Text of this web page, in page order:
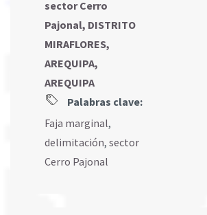
sector Cerro
Pajonal, DISTRITO
MIRAFLORES,
AREQUIPA,
AREQUIPA
Palabras clave:
Faja marginal,
delimitación, sector
Cerro Pajonal